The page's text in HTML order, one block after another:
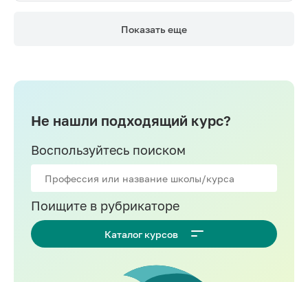
Показать еще
Не нашли подходящий курс?
Воспользуйтесь поиском
Поищите в рубрикаторе
Каталог курсов